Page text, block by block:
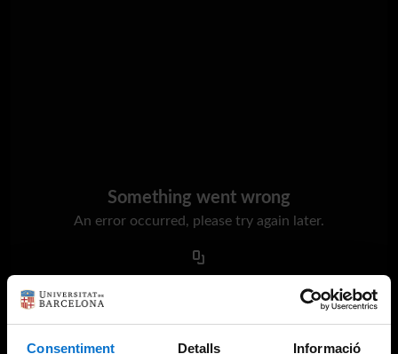
Consentiment Detalls Informació
Something went wrong
An error occurred, please try again later.